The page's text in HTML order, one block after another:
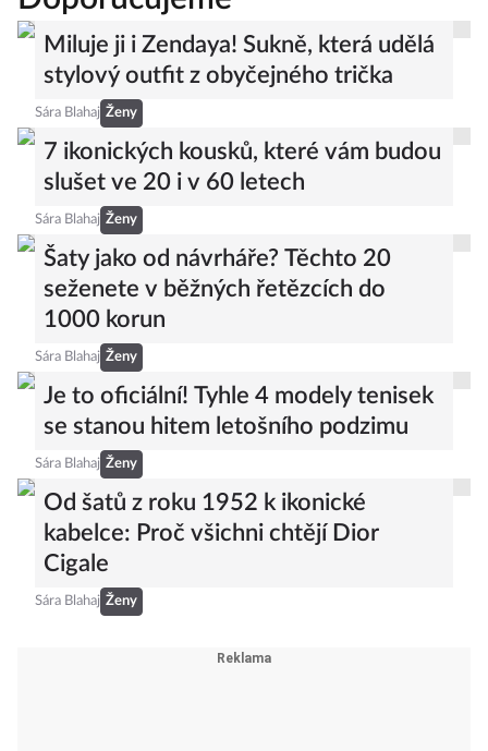
Miluje ji i Zendaya! Sukně, která udělá
stylový outfit z obyčejného trička
Sára Blahaj Ženy
7 ikonických kousků, které vám budou
slušet ve 20 i v 60 letech
Sára Blahaj Ženy
Šaty jako od návrháře? Těchto 20
seženete v běžných řetězcích do
1000 korun
Sára Blahaj Ženy
Je to oficiální! Tyhle 4 modely tenisek
se stanou hitem letošního podzimu
Sára Blahaj Ženy
Od šatů z roku 1952 k ikonické
kabelce: Proč všichni chtějí Dior
Cigale
Sára Blahaj Ženy